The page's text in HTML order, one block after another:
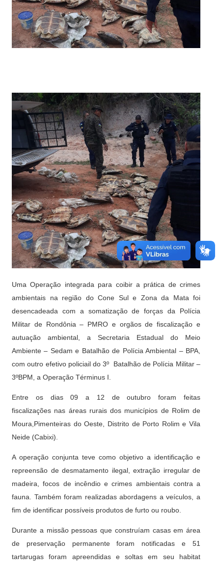
Uma Operação integrada para coibir a prática de crimes
ambientais na região do Cone Sul e Zona da Mata foi
desencadeada com a somatização de forças da Polícia
Militar de Rondônia – PMRO e orgãos de fiscalização e
autuação ambiental, a Secretaria Estadual do Meio
Ambiente – Sedam e Batalhão de Polícia Ambiental – BPA,
com outro efetivo policiail do 3º Batalhão de Polícia Militar –
3ºBPM, a Operação Términus I.
Entre os dias 09 a 12 de outubro foram feitas
fiscalizações nas áreas rurais dos municípios de Rolim de
Moura,Pimenteiras do Oeste, Distrito de Porto Rolim e Vila
Neide (Cabixi).
A operação conjunta teve como objetivo a identificação e
repreensão de desmatamento ilegal, extração irregular de
madeira, focos de incêndio e crimes ambientais contra a
fauna. Também foram realizadas abordagens a veículos, a
fim de identificar possíveis produtos de furto ou roubo.
Durante a missão pessoas que construíam casas em área
de preservação permanente foram notificadas e 51
tartarugas foram apreendidas e soltas em seu habitat